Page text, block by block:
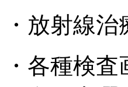
・放射線
・各種検